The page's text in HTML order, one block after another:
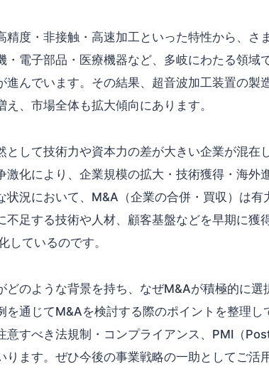
精度・非接触・高速加工といった特性から、さ
・電子部品・医療機器など、多岐にわたる領域
進んでいます。その結果、超音波加工装置の製
、市場全体も拡大傾向にあります。
として技術力や資本力の差が大きい企業が混在
激化により、企業規模の拡大・技術獲得・海外
状況において、M&A（企業の合併・買収）は有
不足する技術や人材、顧客基盤などを早期に獲
しているのです。
どのような背景を持ち、なぜM&Aが積極的に選
を通じてM&Aを検討する際のポイントを整理
意すべき法規制・コンプライアンス、PMI（
ます。ぜひ今後の事業戦略の一助としてご活